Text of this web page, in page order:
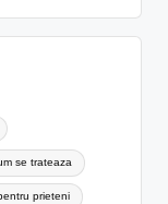
se trateaza
prieteni